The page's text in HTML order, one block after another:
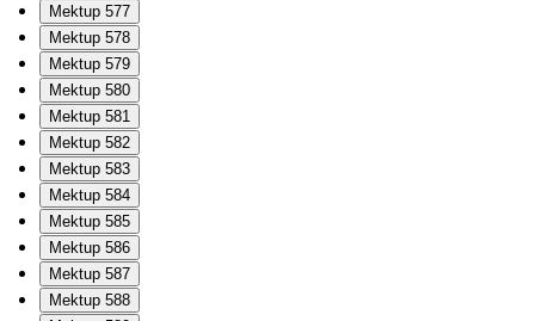
Mektup 577
Mektup 578
Mektup 579
Mektup 580
Mektup 581
Mektup 582
Mektup 583
Mektup 584
Mektup 585
Mektup 586
Mektup 587
Mektup 588